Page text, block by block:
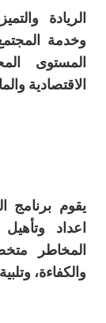
في
وأن
المحلي
والمالية
المراجعة
كوادر في
متخصصة
وتلبية حاجات